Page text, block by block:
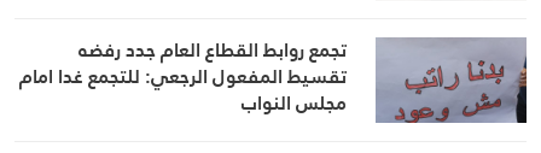
تجمع روابط القطاع العام جدد رفضه
تقسيط المفعول الرجعي: للتجمع غدا امام
مجلس النواب